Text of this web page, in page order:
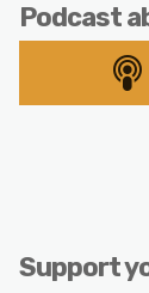
Podcast
Support